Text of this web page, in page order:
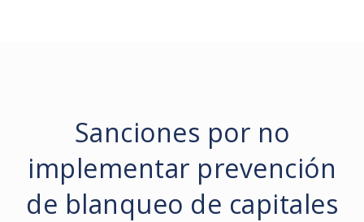
Sanciones por no
implementar prevención
de blanqueo de capitales